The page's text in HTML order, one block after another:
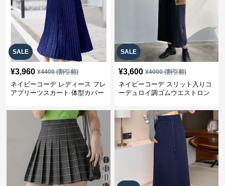
SALE
¥3,960 ¥4400(割引前)
ネイビーコーデ レディース フレ
アプリーツスカート 体型カバー
ト
SALE
¥3,600 ¥4000(割引前)
ネイビーコーデ スリット入りコ
ーデュロイ調ゴムウエストロン